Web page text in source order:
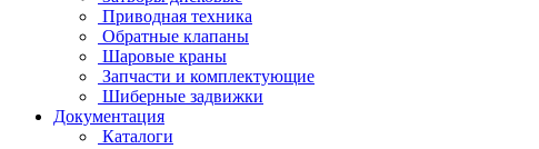
Приводная техника
Обратные клапаны
Шаровые краны
Запчасти и комплектующие
Шиберные задвижки
Документация
Каталоги